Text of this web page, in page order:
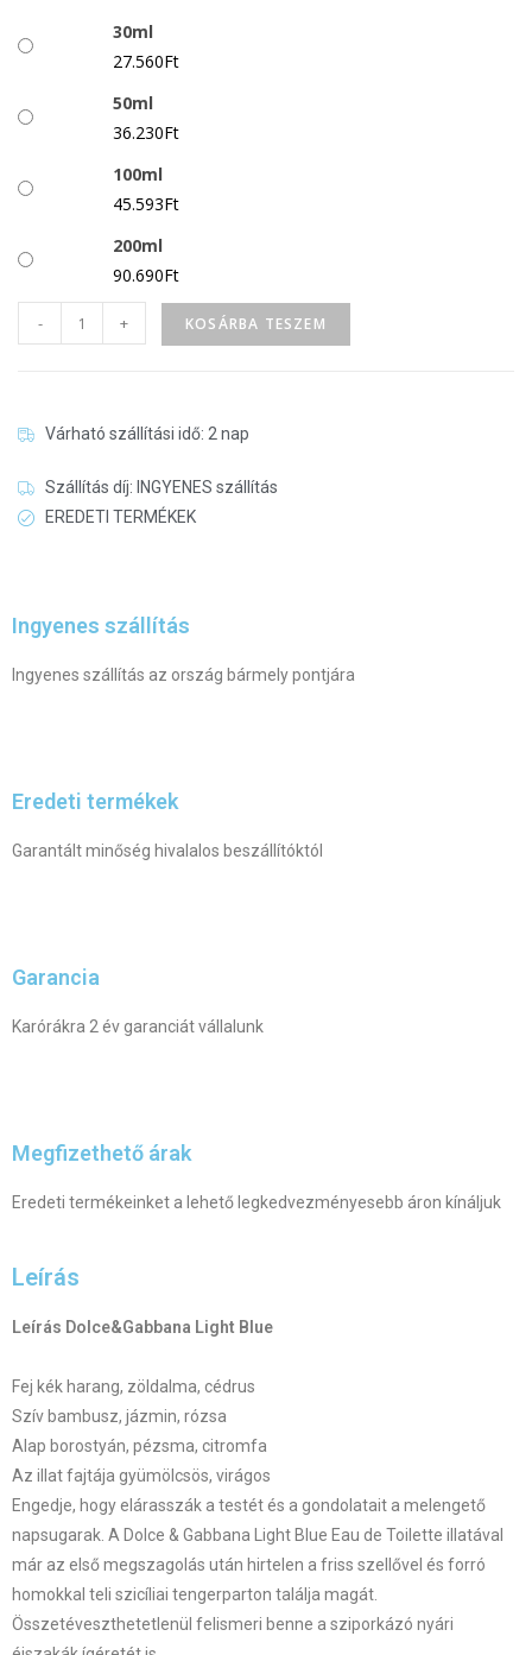
30ml
27.560Ft
50ml
36.230Ft
100ml
45.593Ft
200ml
90.690Ft
- + KOSÁRBA TESZEM
Várható szállítási idő: 2 nap
Szállítás díj: INGYENES szállítás
EREDETI TERMÉKEK
Ingyenes szállítás
Ingyenes szállítás az ország bármely pontjára
Eredeti termékek
Garantált minőség hivalalos beszállítóktól
Garancia
Karórákra 2 év garanciát vállalunk
Megfizethető árak
Eredeti termékeinket a lehető legkedvezményesebb áron kínáljuk
Leírás
Leírás Dolce&Gabbana Light Blue
Fej kék harang, zöldalma, cédrus
Szív bambusz, jázmin, rózsa
Alap borostyán, pézsma, citromfa
Az illat fajtája gyümölcsös, virágos
Engedje, hogy elárasszák a testét és a gondolatait a melengető
napsugarak. A Dolce & Gabbana Light Blue Eau de Toilette illatával
már az első megszagolás után hirtelen a friss szellővel és forró
homokkal teli szicíliai tengerparton találja magát.
Összetéveszthetetlenül felismeri benne a sziporkázó nyári